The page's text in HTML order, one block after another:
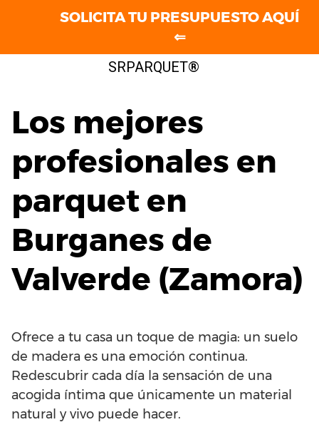
SRPARQUET®
Los mejores
profesionales en
parquet en
Burganes de
Valverde (Zamora)
Ofrece a tu casa un toque de magia: un suelo
de madera es una emoción continua.
Redescubrir cada día la sensación de una
acogida íntima que únicamente un material
natural y vivo puede hacer.
SOLICITA TU PRESUPUESTO AQUÍ
⇐